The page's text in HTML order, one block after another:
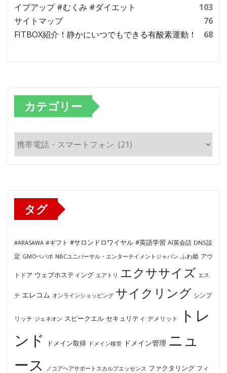
イプアップ #むくみ #ダイエット
103
サイトマップ
76
FITBOX紹介！静かにいつでもできる有酸素運動！
68
カテゴリー
カ
テ
タグ
#ARASAWA #ギフト #サロンドロワイヤル #英語学習 AI英会話 DNS設
定 GMOペパボ NBCユニバーサル・エンターテイメントジャパン ふわ姫 アウ
トドア ウェブホスティング エアトリ エクササイズ エス
テ エレコム オンラインショッピング サイクリング シンプ
リッチ ジェネオン スピークエル セキュリティ デメリット
トレ
ンド
ドメイン取得 ドメイン移管 ドメイン管理 ニュ
ース
ノコアヘアサポートスカルプエッセンス ファクタリング フィ